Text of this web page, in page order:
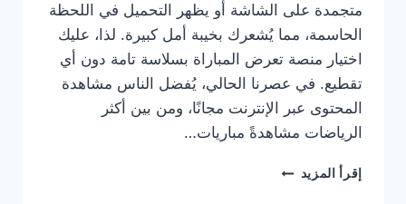
متجمدة على الشاشة أو يظهر التحميل في اللحظة
الحاسمة، مما يُشعرك بخيبة أمل كبيرة. لذا، عليك
اختيار منصة تعرض المباراة بسلاسة تامة دون أي
تقطيع. في عصرنا الحالي، يُفضل الناس مشاهدة
المحتوى عبر الإنترنت مجانًا، ومن بين أكثر
الرياضات مشاهدةً مباريات…
إقرأ المزيد الاسطورة